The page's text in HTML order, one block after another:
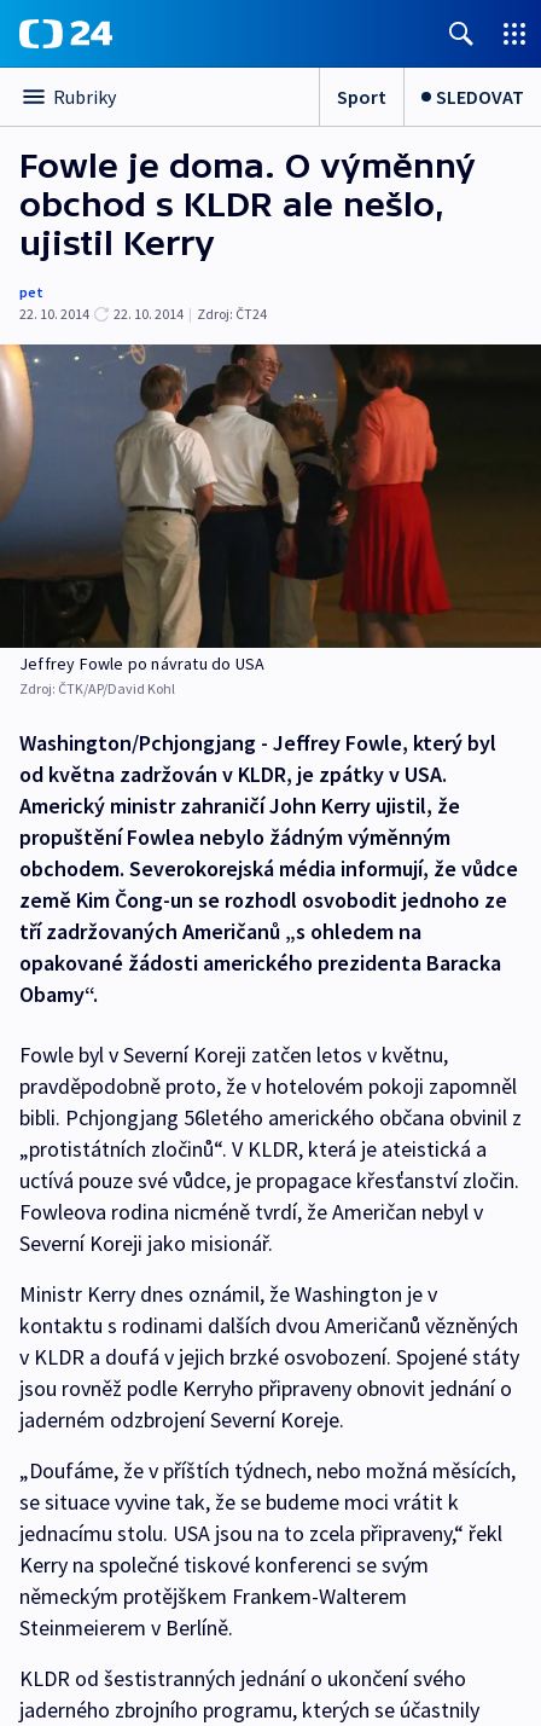
Rubriky Sport SLEDOVAT
Fowle je doma. O výměnný
obchod s KLDR ale nešlo,
ujistil Kerry
pet
22. 10. 2014
22. 10. 2014 | Zdroj: ČT24
Jeffrey Fowle po návratu do USA
Zdroj: ČTK/AP/David Kohl
Washington/Pchjongjang - Jeffrey Fowle, který byl
od května zadržován v KLDR, je zpátky v USA.
Americký ministr zahraničí John Kerry ujistil, že
propuštění Fowlea nebylo žádným výměnným
obchodem. Severokorejská média informují, že vůdce
země Kim Čong-un se rozhodl osvobodit jednoho ze
tří zadržovaných Američanů „s ohledem na
opakované žádosti amerického prezidenta Baracka
Obamy“.
Fowle byl v Severní Koreji zatčen letos v květnu,
pravděpodobně proto, že v hotelovém pokoji zapomněl
bibli. Pchjongjang 56letého amerického občana obvinil z
„protistátních zločinů“. V KLDR, která je ateistická a
uctívá pouze své vůdce, je propagace křesťanství zločin.
Fowleova rodina nicméně tvrdí, že Američan nebyl v
Severní Koreji jako misionář.
Ministr Kerry dnes oznámil, že Washington je v
kontaktu s rodinami dalších dvou Američanů vězněných
v KLDR a doufá v jejich brzké osvobození. Spojené státy
jsou rovněž podle Kerryho připraveny obnovit jednání o
jaderném odzbrojení Severní Koreje.
„Doufáme, že v příštích týdnech, nebo možná měsících,
se situace vyvine tak, že se budeme moci vrátit k
jednacímu stolu. USA jsou na to zcela připraveny,“ řekl
Kerry na společné tiskové konferenci se svým
německým protějškem Frankem-Walterem
Steinmeierem v Berlíně.
KLDR od šestistranných jednání o ukončení svého
jaderného zbrojního programu, kterých se účastnily